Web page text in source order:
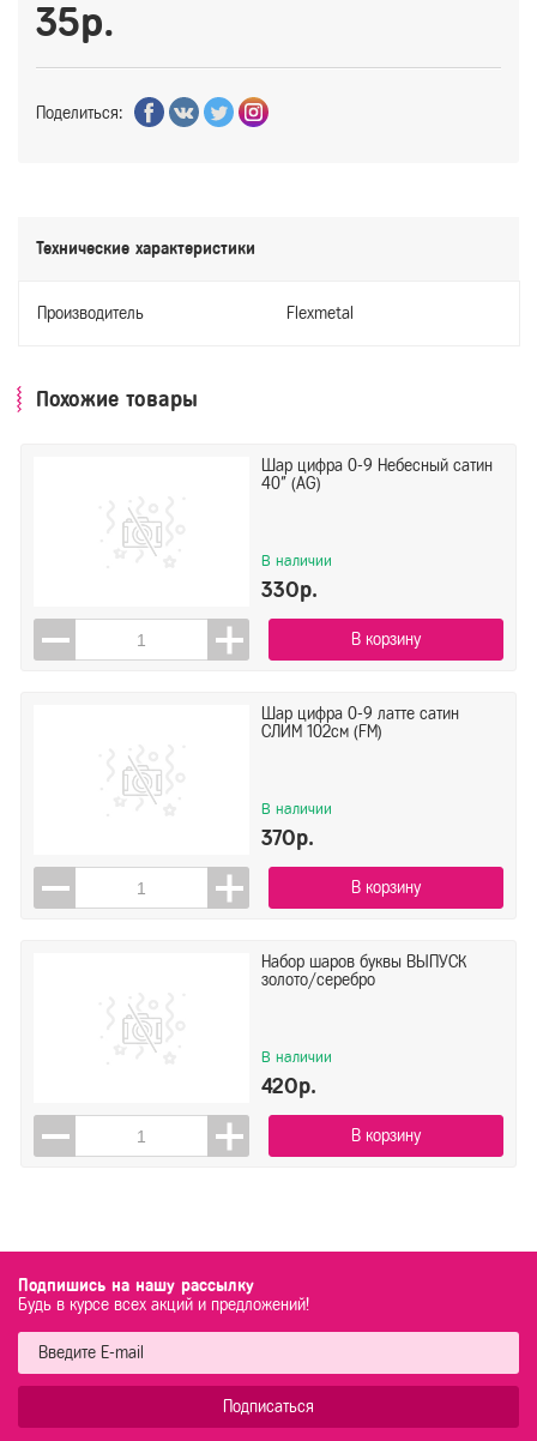
35р.
Поделиться:
Технические характеристики
Производитель Flexmetal
Похожие товары
Шар цифра 0-9 Небесный сатин
40" (AG)
В наличии
330р.
В корзину
Шар цифра 0-9 латте сатин
СЛИМ 102см (FM)
В наличии
370р.
В корзину
Набор шаров буквы ВЫПУСК
золото/серебро
В наличии
420р.
В корзину
Подпишись на нашу рассылку
Будь в курсе всех акций и предложений!
Подписаться